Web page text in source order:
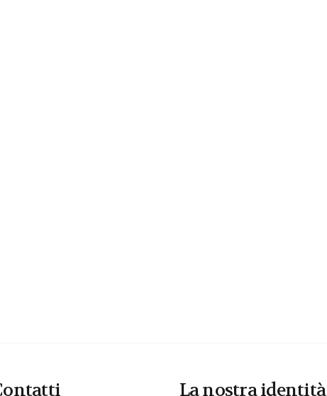
La nostra identità